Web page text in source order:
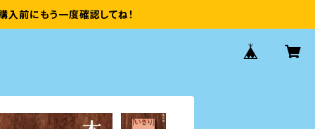
前にもう一度確認してね！